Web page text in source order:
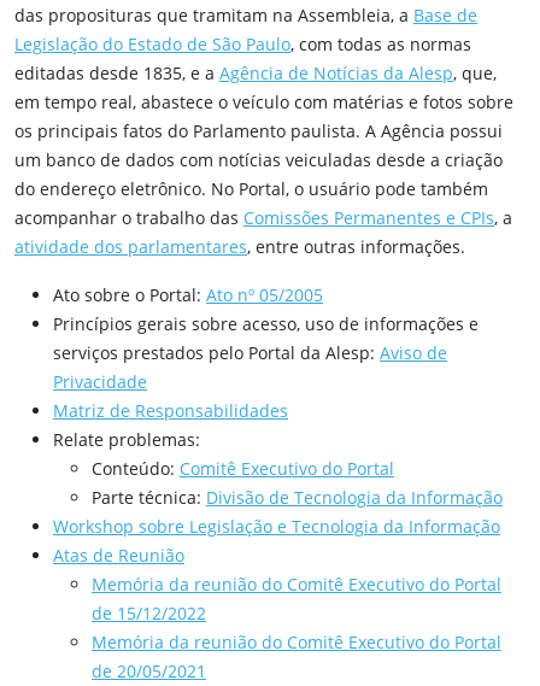
das proposituras que tramitam na Assembleia, a Base de
Legislação do Estado de São Paulo, com todas as normas
editadas desde 1835, e a Agência de Notícias da Alesp, que,
em tempo real, abastece o veículo com matérias e fotos sobre
os principais fatos do Parlamento paulista. A Agência possui
um banco de dados com notícias veiculadas desde a criação
do endereço eletrônico. No Portal, o usuário pode também
acompanhar o trabalho das Comissões Permanentes e CPIs, a
atividade dos parlamentares, entre outras informações.
Ato sobre o Portal: Ato nº 05/2005
Princípios gerais sobre acesso, uso de informações e
serviços prestados pelo Portal da Alesp: Aviso de
Privacidade
Matriz de Responsabilidades
Relate problemas:
Conteúdo: Comitê Executivo do Portal
Parte técnica: Divisão de Tecnologia da Informação
Workshop sobre Legislação e Tecnologia da Informação
Atas de Reunião
Memória da reunião do Comitê Executivo do Portal
de 15/12/2022
Memória da reunião do Comitê Executivo do Portal
de 20/05/2021